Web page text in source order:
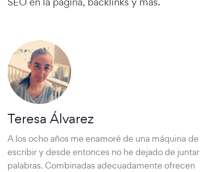
Teresa Álvarez
A los ocho años me enamoré de una máquina de
escribir y desde entonces no he dejado de juntar
palabras. Combinadas adecuadamente ofrecen